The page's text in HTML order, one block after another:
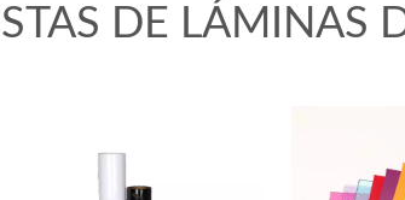
DE LÁMINAS